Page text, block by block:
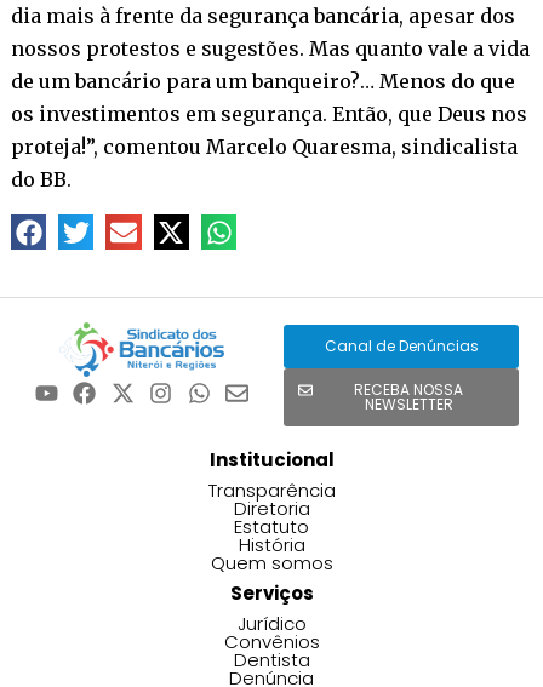
dia mais à frente da segurança bancária, apesar dos
nossos protestos e sugestões. Mas quanto vale a vida
de um bancário para um banqueiro?… Menos do que
os investimentos em segurança. Então, que Deus nos
proteja!”, comentou Marcelo Quaresma, sindicalista
do BB.
Canal de Denúncias
RECEBA NOSSA
NEWSLETTER
Institucional
Transparência
Diretoria
Estatuto
História
Quem somos
Serviços
Jurídico
Convênios
Dentista
Denúncia